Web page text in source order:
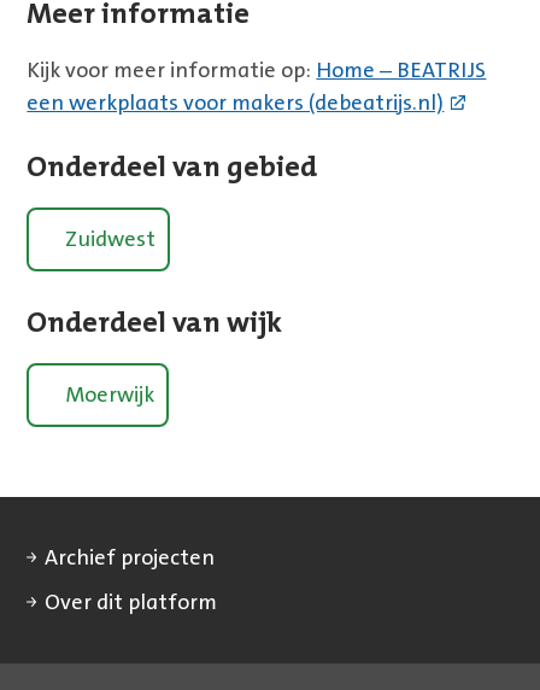
Meer informatie
Kijk voor meer informatie op: Home – BEATRIJS
een werkplaats voor makers (debeatrijs.nl)
Onderdeel van gebied
Zuidwest
Onderdeel van wijk
Moerwijk
Archief projecten
Over dit platform